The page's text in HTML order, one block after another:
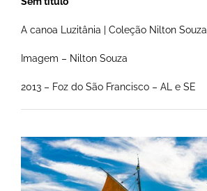
A canoa Luzitânia | Coleção Nilton Souza
Imagem – Nilton Souza
2013 – Foz do São Francisco – AL e SE